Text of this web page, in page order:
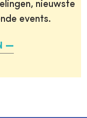
nieuwste
events.